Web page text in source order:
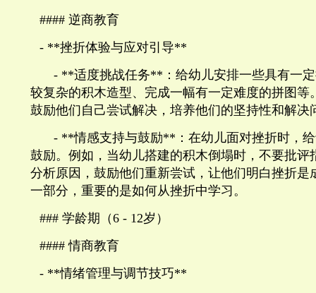
#### 逆商教育
- **挫折体验与应对引导**
- **适度挑战任务** ：给幼儿安排一些具有一
较复杂的积木造型、完成一幅有一定难度的拼图等
鼓励他们自己尝试解决，培养他们的坚持性和解决
- **情感支持与鼓励** ：在幼儿面对挫折时，
鼓励。例如，当幼儿搭建的积木倒塌时，不要批评
分析原因，鼓励他们重新尝试，让他们明白挫折是
一部分，重要的是如何从挫折中学习。
### 学龄期（6 - 12岁）
####情商教育
- **情绪管理与调节技巧**